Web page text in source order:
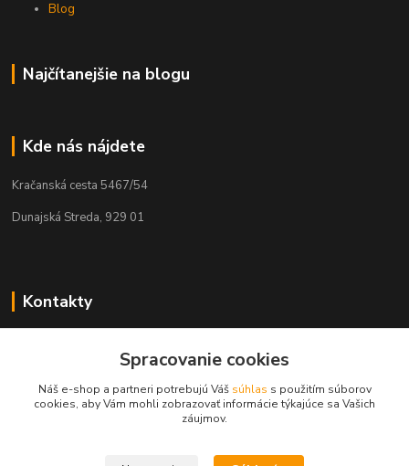
Blog
Najčítanejšie na blogu
Kde nás nájdete
Kračanská cesta 5467/54
Dunajská Streda, 929 01
Kontakty
+421 908 775 701
info@kantorstav.sk
Spracovanie cookies
Náš e-shop a partneri potrebujú Váš súhlas s použitím súborov
cookies, aby Vám mohli zobrazovať informácie týkajúce sa Vašich
záujmov.